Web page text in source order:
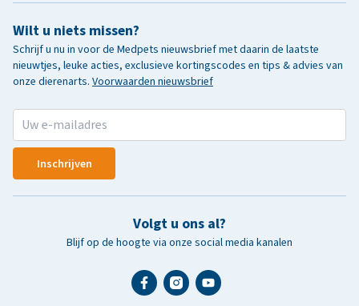
Wilt u niets missen?
Schrijf u nu in voor de Medpets nieuwsbrief met daarin de laatste
nieuwtjes, leuke acties, exclusieve kortingscodes en tips & advies van
onze dierenarts. Voorwaarden nieuwsbrief
Inschrijven
Volgt u ons al?
Blijf op de hoogte via onze social media kanalen